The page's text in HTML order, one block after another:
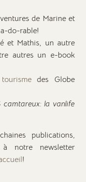
de Marine et
do-rable!
et Mathis, un autre
autres un e-book
des Globe
camtareux: la vanlife
publications,
notre newsletter
!